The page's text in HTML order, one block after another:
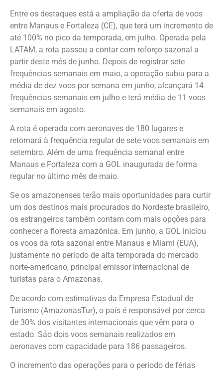
Entre os destaques está a ampliação da oferta de voos
entre Manaus e Fortaleza (CE), que terá um incremento de
até 100% no pico da temporada, em julho. Operada pela
LATAM, a rota passou a contar com reforço sazonal a
partir deste mês de junho. Depois de registrar sete
frequências semanais em maio, a operação subiu para a
média de dez voos por semana em junho, alcançará 14
frequências semanais em julho e terá média de 11 voos
semanais em agosto.
A rota é operada com aeronaves de 180 lugares e
retornará à frequência regular de sete voos semanais em
setembro. Além de uma frequência semanal entre
Manaus e Fortaleza com a GOL inaugurada de forma
regular no último mês de maio.
Se os amazonenses terão mais oportunidades para curtir
um dos destinos mais procurados do Nordeste brasileiro,
os estrangeiros também contam com mais opções para
conhecer a floresta amazônica. Em junho, a GOL iniciou
os voos da rota sazonal entre Manaus e Miami (EUA),
justamente no período de alta temporada do mercado
norte-americano, principal emissor internacional de
turistas para o Amazonas.
De acordo com estimativas da Empresa Estadual de
Turismo (AmazonasTur), o país é responsável por cerca
de 30% dos visitantes internacionais que vêm para o
estado. São dois voos semanais realizados em
aeronaves com capacidade para 186 passageiros.
O incremento das operações para o período de férias